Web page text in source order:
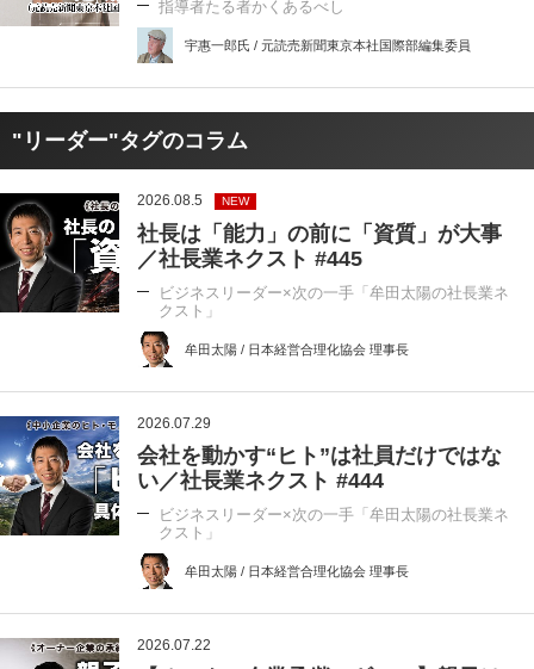
指導者たる者かくあるべし
宇惠一郎氏 / 元読売新聞東京本社国際部編集委員
"リーダー"タグのコラム
2026.08.5 NEW
社長は「能力」の前に「資質」が大事
／社長業ネクスト #445
ビジネスリーダー×次の一手「牟田太陽の社長業ネ
クスト」
牟田太陽 / 日本経営合理化協会 理事長
2026.07.29
会社を動かす“ヒト”は社員だけではな
い／社長業ネクスト #444
ビジネスリーダー×次の一手「牟田太陽の社長業ネ
クスト」
牟田太陽 / 日本経営合理化協会 理事長
2026.07.22